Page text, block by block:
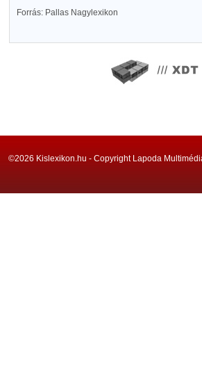
Forrás: Pallas Nagylexikon
©2026 Kislexikon.hu - Copyright Lapoda